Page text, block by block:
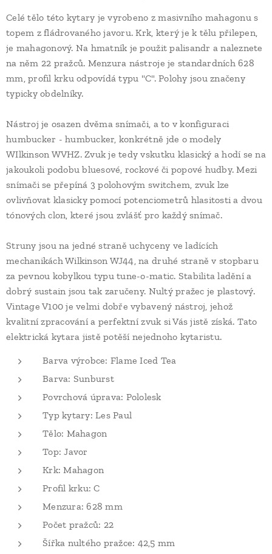
Celé tělo této kytary je vyrobeno z masivního mahagonu s
topem z fládrovaného javoru. Krk, který je k tělu přilepen,
je mahagonový. Na hmatník je použit palisandr a naleznete
na něm 22 pražců. Menzura nástroje je standardních 628
mm, profil krku odpovídá typu "C". Polohy jsou značeny
typicky obdelníky.
Nástroj je osazen dvěma snímači, a to v konfiguraci
humbucker - humbucker, konkrétně jde o modely
WIlkinson WVHZ. Zvuk je tedy vskutku klasický a hodí se na
jakoukoli podobu bluesové, rockové či popové hudby. Mezi
snímači se přepíná 3 polohovým switchem, zvuk lze
ovlivňovat klasicky pomocí potenciometrů hlasitosti a dvou
tónových clon, které jsou zvlášť pro každý snímač.
Struny jsou na jedné straně uchyceny ve ladících
mechanikách Wilkinson WJ44, na druhé straně v stopbaru
za pevnou kobylkou typu tune-o-matic. Stabilita ladění a
dobrý sustain jsou tak zaručeny. Nultý pražec je plastový.
Vintage V100 je velmi dobře vybavený nástroj, jehož
kvalitní zpracování a perfektní zvuk si Vás jistě získá. Tato
elektrická kytara jistě potěší nejednoho kytaristu.
Barva výrobce: Flame Iced Tea
Barva: Sunburst
Povrchová úprava: Pololesk
Typ kytary: Les Paul
Tělo: Mahagon
Top: Javor
Krk: Mahagon
Profil krku: C
Menzura: 628 mm
Počet pražců: 22
Šířka nultého pražce: 42,5 mm